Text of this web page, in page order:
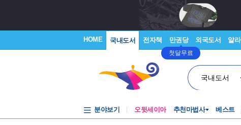
HOME 국내도서 전자책 만권당
첫달무료
외국도서 알
국내도서
분야보기 오뒷세이아 추천마법사 베스트